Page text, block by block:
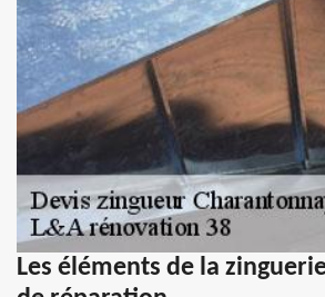
Les éléments de la